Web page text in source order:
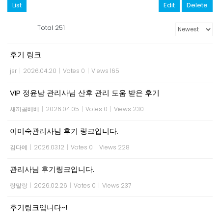
List Edit Delete
Total 251
후기 링크
jsr | 2026.04.20 | Votes 0 | Views 165
VIP 정윤남 관리사님 산후 관리 도움 받은 후기
새끼곰베베 | 2026.04.05 | Votes 0 | Views 230
이미숙관리사님 후기 링크입니다.
김다예 | 2026.03.12 | Votes 0 | Views 228
관리사님 후기링크입니다.
랑말랑 | 2026.02.26 | Votes 0 | Views 237
후기링크입니다~!